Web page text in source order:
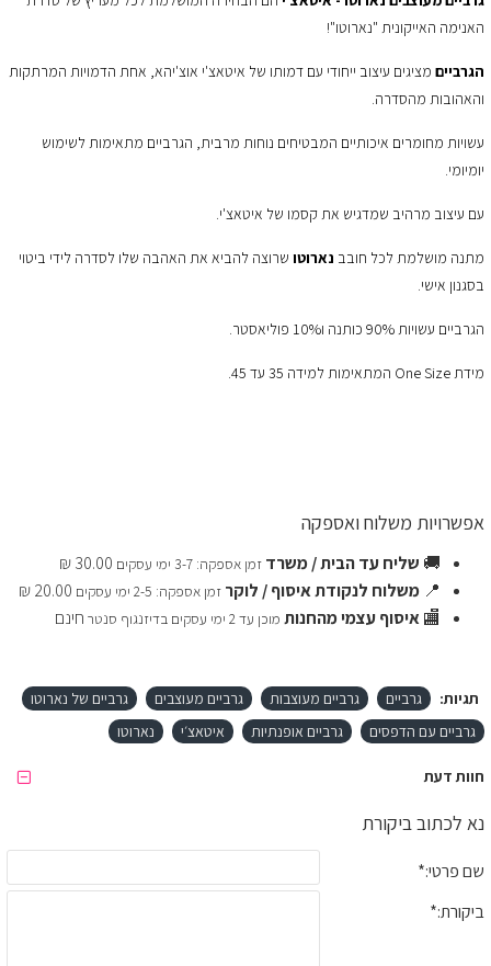
אפשרויות משלוח ואספקה
🚚 שליח עד הבית / משרד זמן אספקה: 3-7 ימי עסקים
30.00 ₪
📍 משלוח לנקודת איסוף / לוקר זמן אספקה: 2-5 ימי עסקים
20.00 ₪
🏬איסוף עצמי מהחנות מוכן עד 2 ימי עסקים בדיזנגוף סנטר חינם
האנימה האייקונית "נארוטו"!
הגרביים מציגים עיצוב ייחודי עם דמותו של איטאצ'י אוצ'יהא, אחת הדמויות המרתקות
והאהובות מהסדרה.
עשויות מחומרים איכותיים המבטיחים נוחות מרבית, הגרביים מתאימות לשימוש
יומיומי.
עם עיצוב מרהיב שמדגיש את קסמו של איטאצ'י.
מתנה מושלמת לכל חובב נארוטו שרוצה להביא את האהבה שלו לסדרה לידי ביטוי
בסגנון אישי.
הגרביים עשויות 90% כותנה ו10% פוליאסטר.
מידת One Size המתאימות למידה 35 עד 45.
תגיות: גרביים גרביים מעוצבות גרביים מעוצבים
גרביים של נארוטו
גרביים עם הדפסים
גרביים אופנתיות איטאצ׳י נארוטו
חוות דעת
נא לכתוב ביקורת
שם פרטי:
ביקורת: